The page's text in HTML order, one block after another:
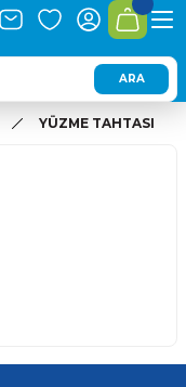
ARA
YÜZME TAHTASI